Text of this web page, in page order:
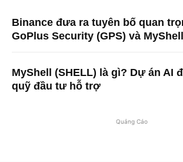
Binance đưa ra tuyên bố quan
GoPlus Security (GPS) và
MyShell (SHELL) là gì? Dự án AI
quỹ đầu tư hỗ trợ
Quảng Cáo